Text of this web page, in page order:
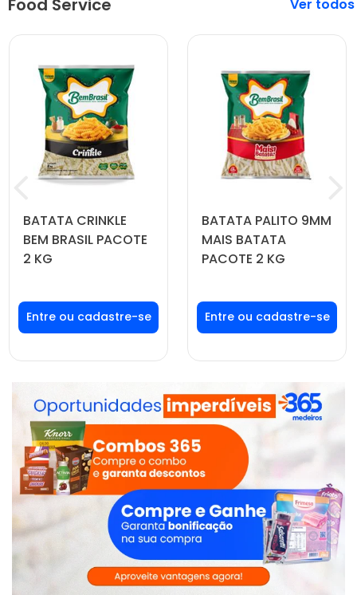
Food Service
BATATA CRINKLE
BEM BRASIL PACOTE
2 KG
Faça seu login ou
cadastre-se para
ver preços e
BATATA PALITO 9MM
MAIS BATATA
PACOTE 2 KG
Faça seu login ou
cadastre-se para
ver preços e